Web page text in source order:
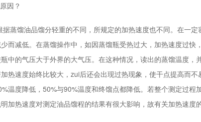
因？
馏油品馏分轻重的不同，所规定的加热速度也不同。在一定
而减低。在蒸馏操作中，如因蒸馏瓶受热过大，加热速度过快
中的气压大于外界的大气压。在这种情况，读出的蒸馏温度，
热速度始终比较大，zui后还会出现过热现象，使干点提高而
温度降低，50%与90%温度和终馏点都降低。若整个测定过程
加热速度对测定油品馏程的结果有很大影响，故有关加热速度